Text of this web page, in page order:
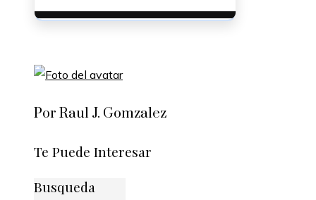
Por Raul J. Gomzalez
Te Puede Interesar
Busqueda